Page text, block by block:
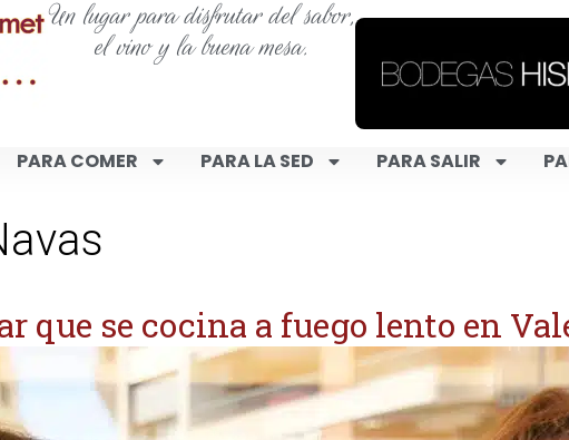
Un lugar para disfrutar del sabor,
el vino y la buena mesa.
PARA COMER PARA LA SED PARA SALIR
que se cocina a fuego lento en